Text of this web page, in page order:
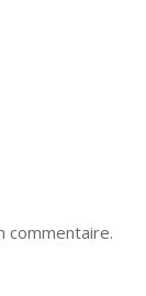
commentaire.